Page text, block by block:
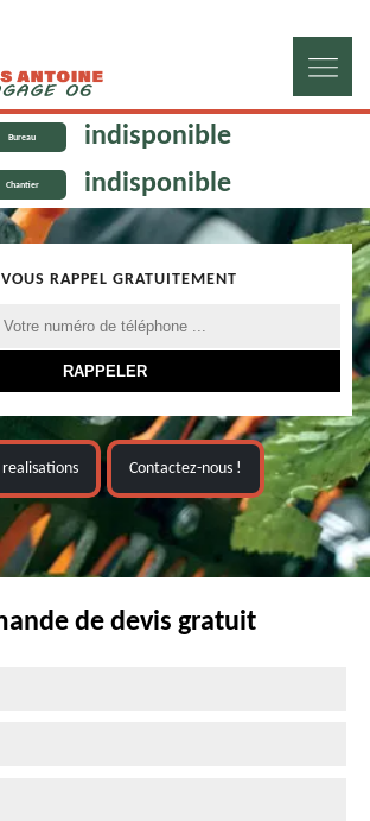
Bureau indisponible
Chantier indisponible
RAPPEL GRATUITEMENT
realisations Contactez-nous !
de devis gratuit